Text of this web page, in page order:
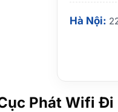
Hà Nội:
Phát Wifi